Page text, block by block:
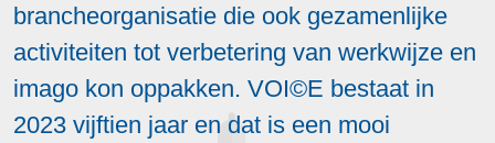
brancheorganisatie die ook gezamenlijke
activiteiten tot verbetering van werkwijze en
imago kon oppakken. VOI©E bestaat in
2023 vijftien jaar en dat is een mooi